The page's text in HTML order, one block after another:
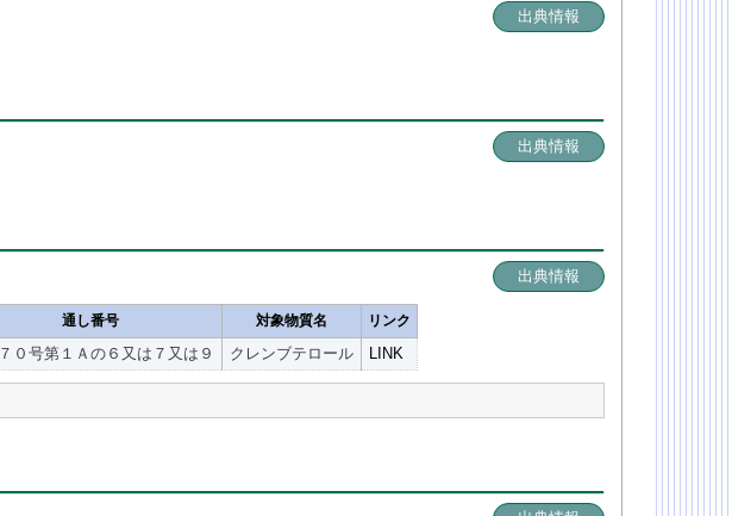
出典情報
出典情報
出典情報
通し番号 対象物質名 リンク
０号第１Ａの６又は７又は９ クレンブテロール LINK